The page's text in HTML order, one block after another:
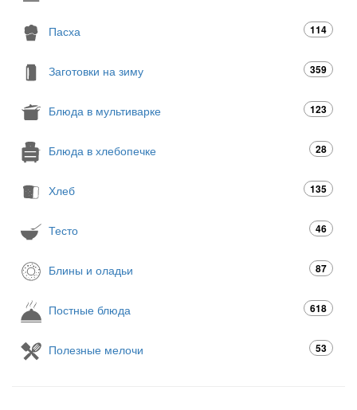
Пасха 114
Заготовки на зиму 359
Блюда в мультиварке 123
Блюда в хлебопечке 28
Хлеб 135
Тесто 46
Блины и оладьи 87
Постные блюда 618
Полезные мелочи 53